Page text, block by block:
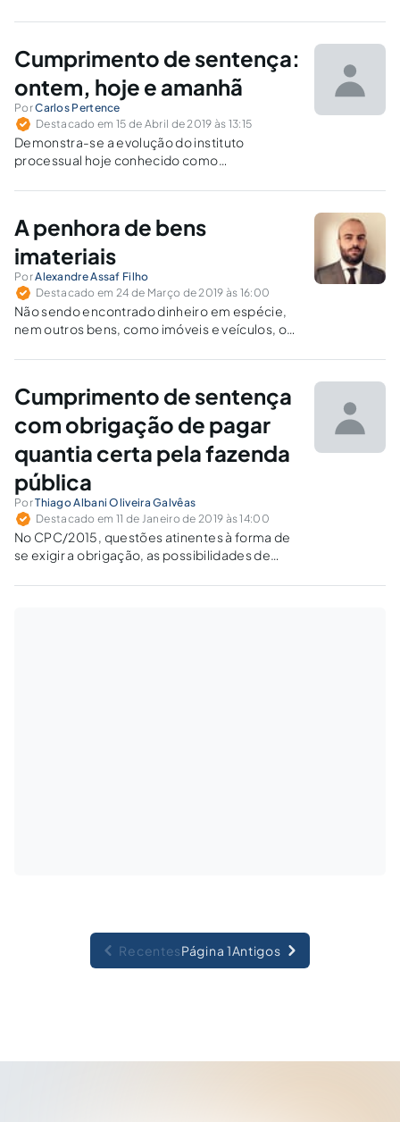
Cumprimento de sentença:
ontem, hoje e amanhã
PorCarlos Pertence
Destacado em 15 de Abril de 2019 às 13:15
Demonstra-se a evolução do instituto
processual hoje conhecido como
final, alterações na redação de alguns
aperfeiçoamento da fase executiva.
A penhora de bens
imateriais
PorAlexandre Assaf Filho
Destacado em 24 de Março de 2019 às 16:00
Não sendo encontrado dinheiro em espécie,
nem outros bens, como imóveis e veículos, o
penhora de “outros direitos”, dentro dos quais
do patrimônio do devedor.
Cumprimento de sentença
com obrigação de pagar
quantia certa pela fazenda
pública
PorThiago Albani Oliveira Galvêas
Destacado em 11 de Janeiro de 2019 às 14:00
No CPC/2015, questões atinentes à forma de
se exigir a obrigação, as possibilidades de
atualizadas buscando uma prestação de tutela
RecentesPágina 1Antigos